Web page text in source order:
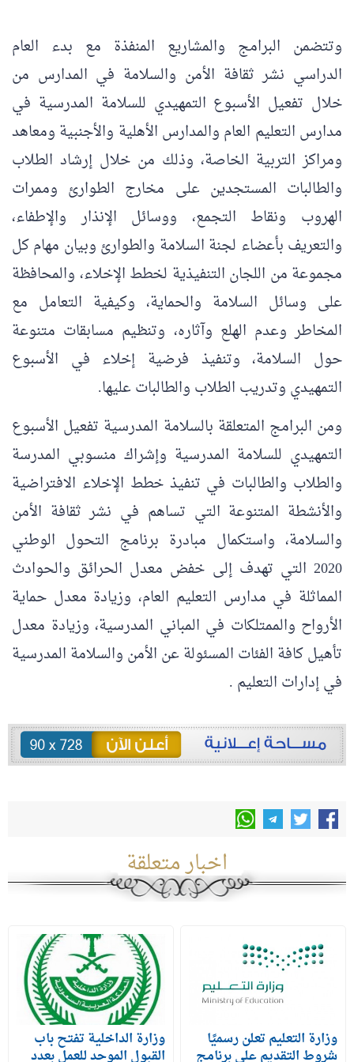
وتتضمن البرامج والمشاريع المنفذة مع بدء العام
الدراسي نشر ثقافة الأمن والسلامة في المدارس من
خلال تفعيل الأسبوع التمهيدي للسلامة المدرسية في
مدارس التعليم العام والمدارس الأهلية والأجنبية ومعاهد
ومراكز التربية الخاصة، وذلك من خلال إرشاد الطلاب
والطالبات المستجدين على مخارج الطوارئ وممرات
الهروب ونقاط التجمع، ووسائل الإنذار والإطفاء،
والتعريف بأعضاء لجنة السلامة والطوارئ وبيان مهام كل
مجموعة من اللجان التنفيذية لخطط الإخلاء، والمحافظة
على وسائل السلامة والحماية، وكيفية التعامل مع
المخاطر وعدم الهلع وآثاره، وتنظيم مسابقات متنوعة
حول السلامة، وتنفيذ فرضية إخلاء في الأسبوع
التمهيدي وتدريب الطلاب والطالبات عليها.
ومن البرامج المتعلقة بالسلامة المدرسية تفعيل الأسبوع
التمهيدي للسلامة المدرسية وإشراك منسوبي المدرسة
والطلاب والطالبات في تنفيذ خطط الإخلاء الافتراضية
والأنشطة المتنوعة التي تساهم في نشر ثقافة الأمن
والسلامة، واستكمال مبادرة برنامج التحول الوطني
2020 التي تهدف إلى خفض معدل الحرائق والحوادث
المماثلة في مدارس التعليم العام، وزيادة معدل حماية
الأرواح والممتلكات في المباني المدرسية، وزيادة معدل
تأهيل كافة الفئات المسئولة عن الأمن والسلامة المدرسية
في إدارات التعليم .
اخبار متعلقة
وزارة التعليم تعلن رسميًا
شروط التقديم على برنامج
وزارة الداخلية تفتح باب
القبول الموحد للعمل بعدد